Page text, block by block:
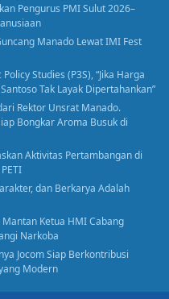
Pengurus PMI Sulut 2026–
Manado Lewat IMI Fest
Studies (P3S), “Jika Harga
Tak Layak Dipertahankan”
Rektor Unsrat Manado.
Bongkar Aroma Busuk di
Aktivitas Pertambangan di
dan Berkarya Adalah
Ketua HMI Cabang
Narkoba
Jocom Siap Berkontribusi
Modern